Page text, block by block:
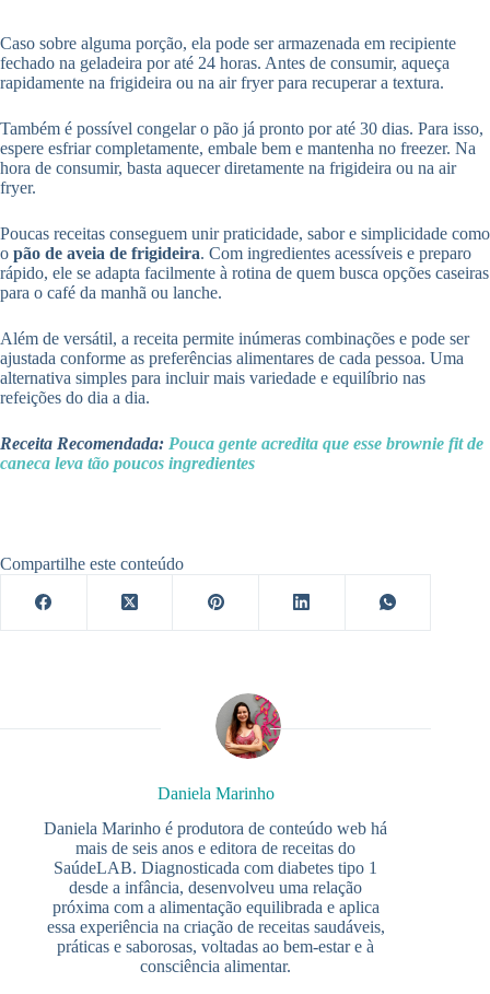
Caso sobre alguma porção, ela pode ser armazenada em recipiente
fechado na geladeira por até 24 horas. Antes de consumir, aqueça
rapidamente na frigideira ou na air fryer para recuperar a textura.
Também é possível congelar o pão já pronto por até 30 dias. Para isso,
espere esfriar completamente, embale bem e mantenha no freezer. Na
hora de consumir, basta aquecer diretamente na frigideira ou na air
fryer.
Poucas receitas conseguem unir praticidade, sabor e simplicidade como
o pão de aveia de frigideira. Com ingredientes acessíveis e preparo
rápido, ele se adapta facilmente à rotina de quem busca opções caseiras
para o café da manhã ou lanche.
Além de versátil, a receita permite inúmeras combinações e pode ser
ajustada conforme as preferências alimentares de cada pessoa. Uma
alternativa simples para incluir mais variedade e equilíbrio nas
refeições do dia a dia.
Receita Recomendada: Pouca gente acredita que esse brownie fit de
caneca leva tão poucos ingredientes
Compartilhe este conteúdo
Daniela Marinho
Daniela Marinho é produtora de conteúdo web há
mais de seis anos e editora de receitas do
SaúdeLAB. Diagnosticada com diabetes tipo 1
desde a infância, desenvolveu uma relação
próxima com a alimentação equilibrada e aplica
essa experiência na criação de receitas saudáveis,
práticas e saborosas, voltadas ao bem-estar e à
consciência alimentar.